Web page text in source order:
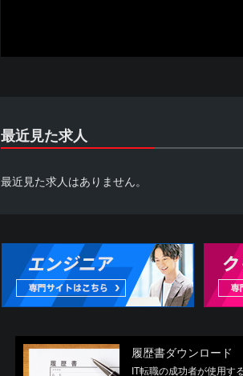
1. 利用者は、本サイトを利用することに
が提供されない場合には、本サービスの
1. 利用者は、現在、暴力団、暴力団員、
(2) 反社会的勢力が経営に実質的に関与し
(3) 自己もしくは第三者の不正の利益を図
係を有すること
(4) 反社会的勢力に対して資金等を提供し
(5) 役員または経営に実質的に関与してい
2. 利用者は、自らまたは第三者を利用し
(1) 暴力的な要求行為
最近見た求人
最近見た求人はありません。
履歴書ダウンロード
IT転職の成功者が使用す